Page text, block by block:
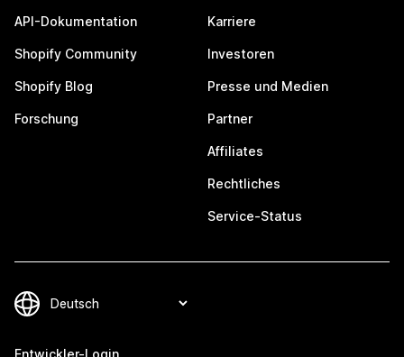
API-Dokumentation
Shopify Community
Shopify Blog
Forschung
Karriere
Investoren
Presse und Medien
Partner
Affiliates
Rechtliches
Service-Status